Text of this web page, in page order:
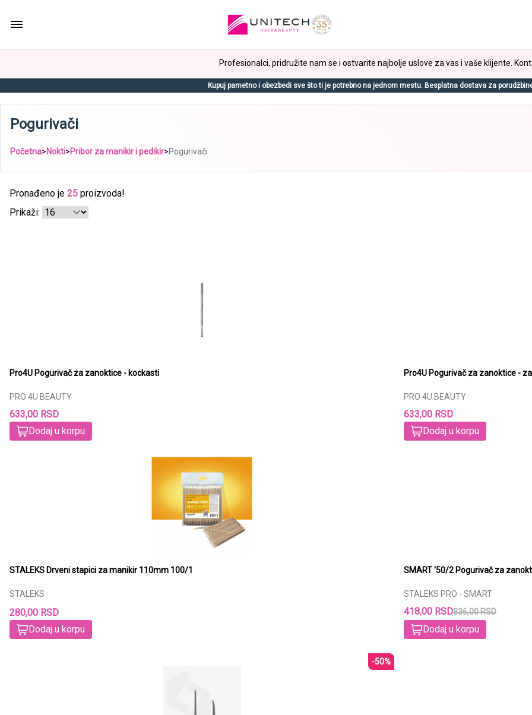
Profesionalci, pridružite nam se i ostvarite najbolje uslove za vas i vaše klijente.
Kupuj pametno i obezbedi sve što ti je potrebno na jednom mestu. Besplatna dostava za
Pogurivači
Početna>Nokti>Pribor za manikir i pedikir>Pogurivači
Pronađeno je 25 proizvoda!
Prikaži:
Pro4U Pogurivač za zanoktice - kockasti
PRO 4U BEAUTY
633,00 RSD
Dodaj u korpu
Pro4U Pogurivač za zanoktice -
PRO 4U BEAUTY
633,00 RSD
Dodaj u korpu
STALEKS Drveni stapici za manikir 110mm 100/1
STALEKS
280,00 RSD
Dodaj u korpu
SMART '50/2 Pogurivač za
STALEKS PRO - SMART
418,00 RSD836,00 RSD
Dodaj u korpu
-50%